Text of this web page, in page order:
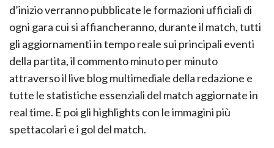
d’inizio verranno pubblicate le formazioni ufficiali di
ogni gara cui si affiancheranno, durante il match, tutti
gli aggiornamenti in tempo reale sui principali eventi
della partita, il commento minuto per minuto
attraverso il live blog multimediale della redazione e
tutte le statistiche essenziali del match aggiornate in
real time. E poi gli highlights con le immagini più
spettacolari e i gol del match.